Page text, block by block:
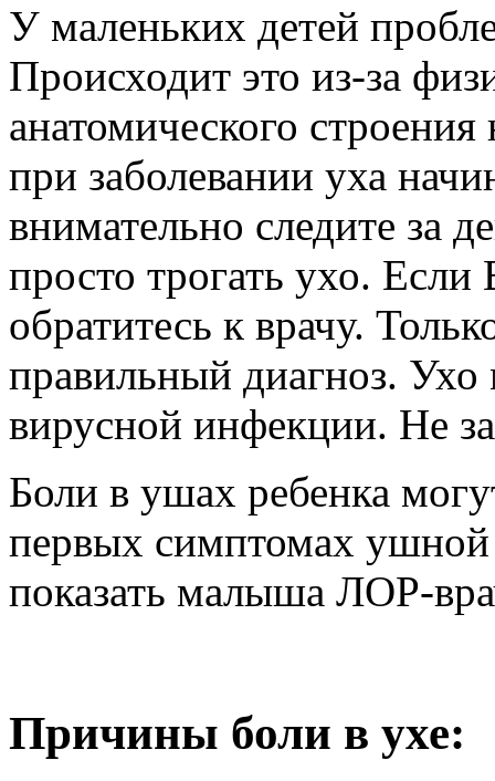
У маленьких детей
Происходит это из-за
анатомического строения
при заболевании уха
внимательно следите за
просто трогать ухо.
обратитесь к врачу.
правильный диагноз. Ухо
вирусной инфекции. Не
Боли в ушах ребенка
первых симптомах
показать малыша ЛОР-
Причины боли в ухе: